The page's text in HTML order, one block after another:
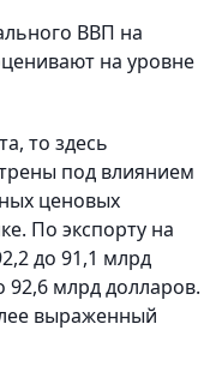
ВВП на
на уровне
то здесь
под влиянием
ценовых
По экспорту на
до 91,1 млрд
92,6 млрд долларов.
выраженный